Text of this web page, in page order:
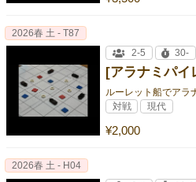
[アラナミパイ
ルーレット船でアラ
¥2,000
2026春 土 - T87
2-5
30-
対戦 現代
2026春 土 - H04